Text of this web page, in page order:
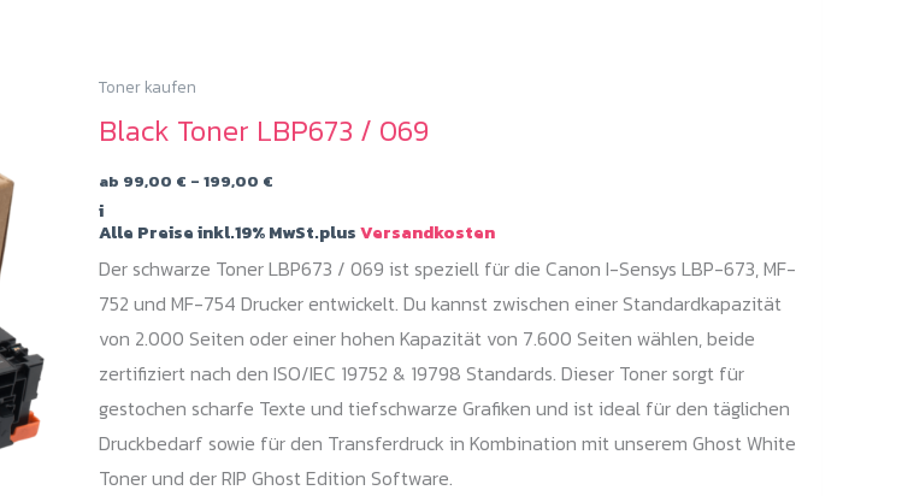
gewählt
Toner kaufen
Black Toner LBP673 / 069
ab 99,00 € – 199,00 €
199,00 €
i
Alle Preise inkl.19% MwSt.plusVersandkosten
Der schwarze Toner LBP673 / 069 ist speziell für die Canon I-Sensys LBP-673, MF-
752 und MF-754 Drucker entwickelt. Du kannst zwischen einer Standardkapazität
von 2.000 Seiten oder einer hohen Kapazität von 7.600 Seiten wählen, beide
zertifiziert nach den ISO/IEC 19752 & 19798 Standards. Dieser Toner sorgt für
gestochen scharfe Texte und tiefschwarze Grafiken und ist ideal für den täglichen
Druckbedarf sowie für den Transferdruck in Kombination mit unserem Ghost White
Toner und der RIP Ghost Edition Software.